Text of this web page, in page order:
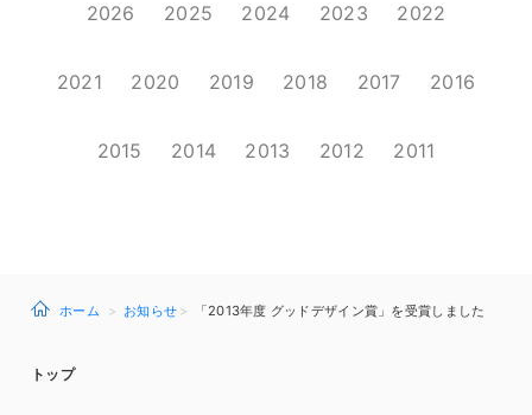
2026 2025 2024 2023 2022
2021 2020 2019 2018 2017 2016
2015 2014 2013 2012 2011
ホーム お知らせ 「2013年度 グッドデザイン賞」を受賞しました
トップ